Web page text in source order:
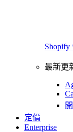
Shopify
最新更
定價
Enterprise